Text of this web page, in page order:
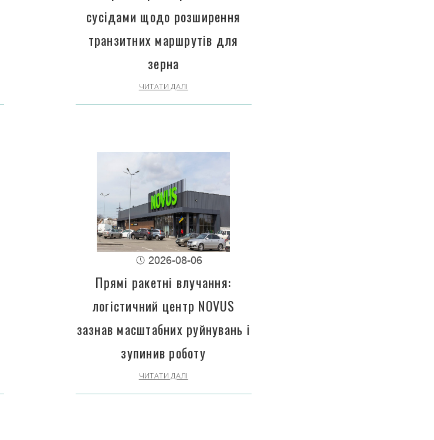
сусідами щодо розширення
транзитних маршрутів для
зерна
ЧИТАТИ ДАЛІ
2026-08-06
Прямі ракетні влучання:
логістичний центр NOVUS
зазнав масштабних руйнувань і
зупинив роботу
ЧИТАТИ ДАЛІ